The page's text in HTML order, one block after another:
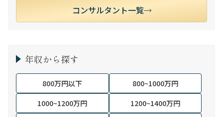
コンサルタント一覧
年収から探す
800万円以下
800~1000万円
1000~1200万円
1200~1400万円